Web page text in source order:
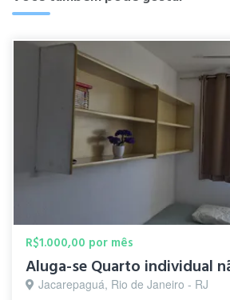
R$1.000,00 por mês
Jacarepaguá, Rio de Janeiro - RJ